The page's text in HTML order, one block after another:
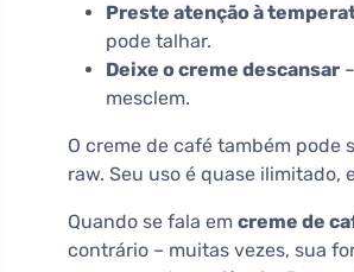
Preste atenção à
pode talhar.
Deixe o creme descansar
mesclem.
O creme de café também pode
raw. Seu uso é quase
Quando se fala em creme de
contrário – muitas vezes, sua